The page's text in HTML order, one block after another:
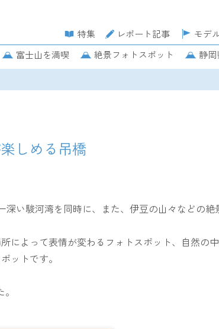
特集 レポート記事 モデ
富士山を満喫 絶景フォトスポット 静岡
しめる吊橋
い駿河湾を同時に、また、伊豆の山々などの
によって表情が変わるフォトスポット、自然の
ットです。